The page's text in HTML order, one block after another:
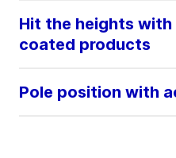
Hit the heights with
coated products
Pole position with